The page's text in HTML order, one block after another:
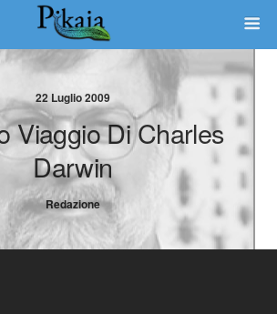
22 Luglio 2009
Viaggio Di Charles
Darwin
Redazione